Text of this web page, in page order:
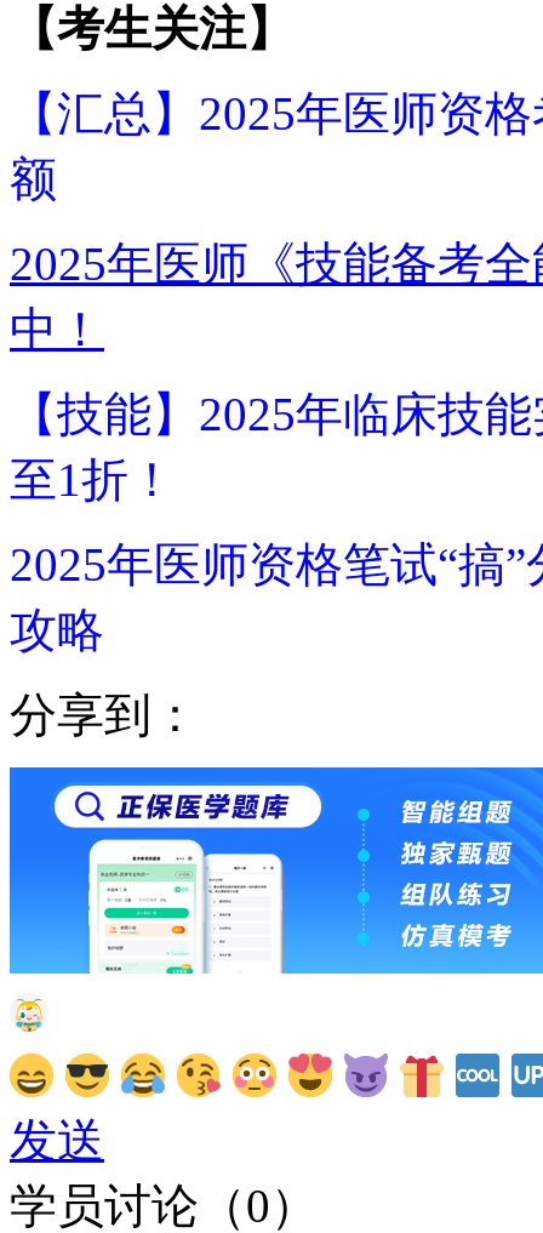
【考生关注】
【汇总】2025年医师资
额
2025年医师《技能备考
中！
【技能】2025年临床技
至1折！
2025年医师资格笔试“搞
攻略
分享到：
发送
学员讨论（0）